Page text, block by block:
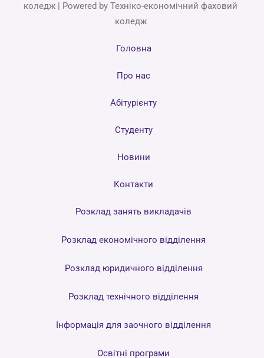
коледж | Powered by Техніко-економічний фаховий
коледж
Головна
Про нас
Абітурієнту
Студенту
Новини
Контакти
Розклад занять викладачів
Розклад економічного відділення
Розклад юридичного відділення
Розклад технічного відділення
Інформація для заочного відділення
Освітні програми